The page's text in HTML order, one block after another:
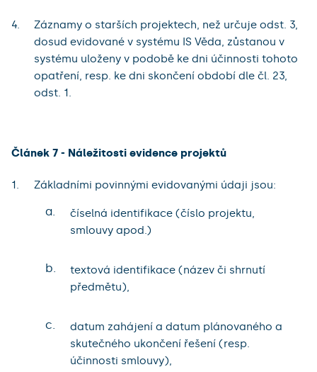
Záznamy o starších projektech, než určuje odst. 3,
dosud evidované v systému IS Věda, zůstanou v
systému uloženy v podobě ke dni účinnosti tohoto
opatření, resp. ke dni skončení období dle čl. 23,
odst. 1.
Článek 7 - Náležitosti evidence projektů
Základními povinnými evidovanými údaji jsou:
a.
číselná identifikace (číslo projektu,
smlouvy apod.)
b.
textová identifikace (název či shrnutí
předmětu),
c.
datum zahájení a datum plánovaného a
skutečného ukončení řešení (resp.
účinnosti smlouvy),